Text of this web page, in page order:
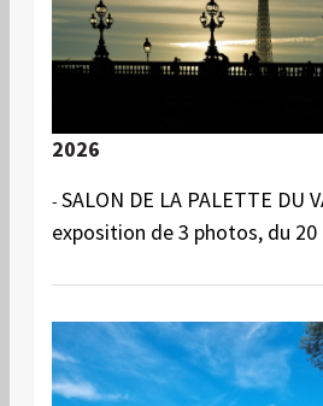
2026
- SALON DE LA PALETTE DU
exposition de 3 photos, du 20